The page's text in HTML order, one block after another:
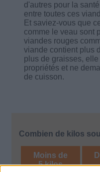
d'autres pour la
entre toutes ces
Et saviez-vous que
comme le veau sont
viandes rouges
viande contient plus
plus de graisses,
propriétés et ne
de cuisson.
Combien de kilos
Moins de
5 kilos